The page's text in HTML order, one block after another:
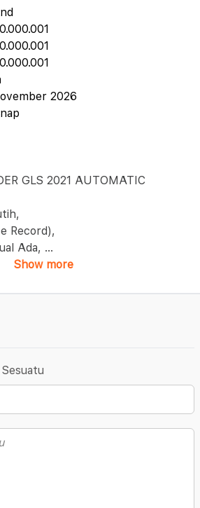
2026
GLS 2021 AUTOMATIC
Record),
Ada, ...
Show more